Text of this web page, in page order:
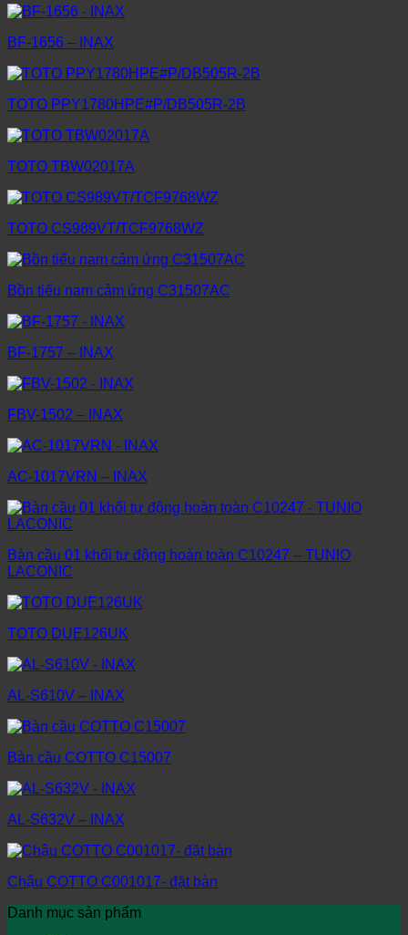
BF-1656 – INAX
TOTO PPY1780HPE#P/DB505R-2B
TOTO TBW02017A
TOTO CS989VT/TCF9768WZ
Bồn tiểu nam cảm ứng C31507AC
BF-1757 – INAX
FBV-1502 – INAX
AC-1017VRN – INAX
Bàn cầu 01 khối tự động hoàn toàn C10247 – TUNIO
LACONIC
TOTO DUE126UK
AL-S610V – INAX
Bàn cầu COTTO C15007
AL-S632V – INAX
Chậu COTTO C001017- đặt bàn
Danh mục sản phẩm